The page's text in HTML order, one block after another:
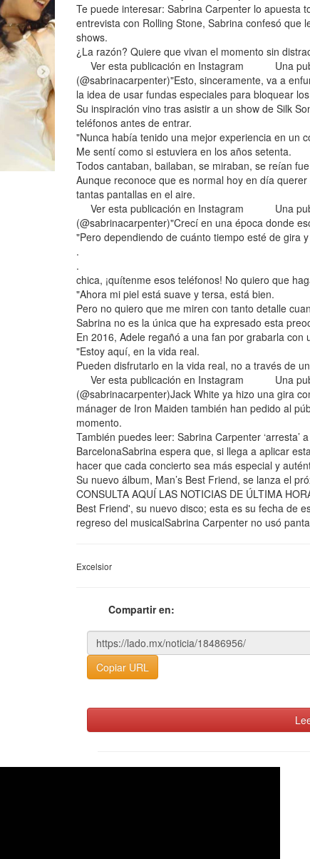
Te puede interesar: Sabrina Carpenter lo apuesta
entrevista con Rolling Stone, Sabrina confesó
shows.
¿La razón? Quiere que vivan el momento sin
Ver esta publicación en Instagram Una
(@sabrinacarpenter)"Esto, sinceramente, va a
la idea de usar fundas especiales para bloquear
Su inspiración vino tras asistir a un show de Silk
teléfonos antes de entrar.
"Nunca había tenido una mejor experiencia en un
Me sentí como si estuviera en los años setenta.
Todos cantaban, bailaban, se miraban, se reían
Aunque reconoce que es normal hoy en día
tantas pantallas en el aire.
Ver esta publicación en Instagram Una
(@sabrinacarpenter)"Crecí en una época donde
"Pero dependiendo de cuánto tiempo esté de gira
.
.
chica, ¡quítenme esos teléfonos! No quiero que
"Ahora mi piel está suave y tersa, está bien.
Pero no quiero que me miren con tanto detalle
Sabrina no es la única que ha expresado esta
En 2016, Adele regañó a una fan por grabarla con
"Estoy aquí, en la vida real.
Pueden disfrutarlo en la vida real, no a través de
Ver esta publicación en Instagram Una
(@sabrinacarpenter)Jack White ya hizo una gira
mánager de Iron Maiden también han pedido al
momento.
También puedes leer: Sabrina Carpenter ‘arresta’
BarcelonaSabrina espera que, si llega a aplicar
hacer que cada concierto sea más especial y
Su nuevo álbum, Man’s Best Friend, se lanza el
CONSULTA AQUÍ LAS NOTICIAS DE ÚLTIMA
Best Friend', su nuevo disco; esta es su fecha de
regreso del musicalSabrina Carpenter no usó
Excelsior
Compartir en:
Copiar URL